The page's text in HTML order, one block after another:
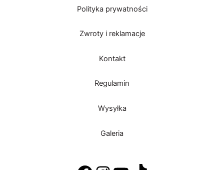
Polityka prywatności
Zwroty i reklamacje
Kontakt
Regulamin
Wysyłka
Galeria
Facebook
Instagram
YouTube